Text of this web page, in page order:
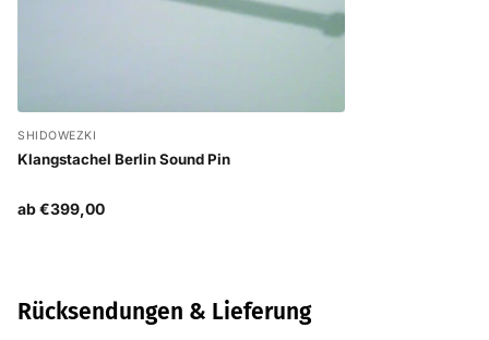
SHIDOWEZKI
Klangstachel Berlin Sound Pin
ab €399,00
Rücksendungen & Lieferung